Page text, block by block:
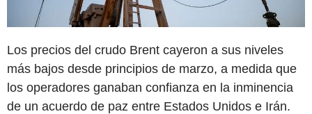
Los precios del crudo Brent cayeron a sus niveles
más bajos desde principios de marzo, a medida que
los operadores ganaban confianza en la inminencia
de un acuerdo de paz entre Estados Unidos e Irán.